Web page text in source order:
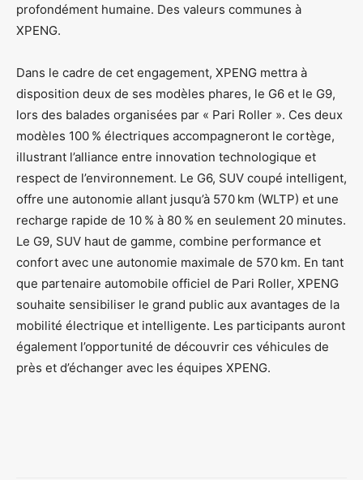
profondément humaine. Des valeurs communes à
XPENG.
Dans le cadre de cet engagement, XPENG mettra à
disposition deux de ses modèles phares, le G6 et le G9,
lors des balades organisées par « Pari Roller ». Ces deux
modèles 100 % électriques accompagneront le cortège,
illustrant l’alliance entre innovation technologique et
respect de l’environnement. Le G6, SUV coupé intelligent,
offre une autonomie allant jusqu’à 570 km (WLTP) et une
recharge rapide de 10 % à 80 % en seulement 20 minutes.
Le G9, SUV haut de gamme, combine performance et
confort avec une autonomie maximale de 570 km. En tant
que partenaire automobile officiel de Pari Roller, XPENG
souhaite sensibiliser le grand public aux avantages de la
mobilité électrique et intelligente. Les participants auront
également l’opportunité de découvrir ces véhicules de
près et d’échanger avec les équipes XPENG.